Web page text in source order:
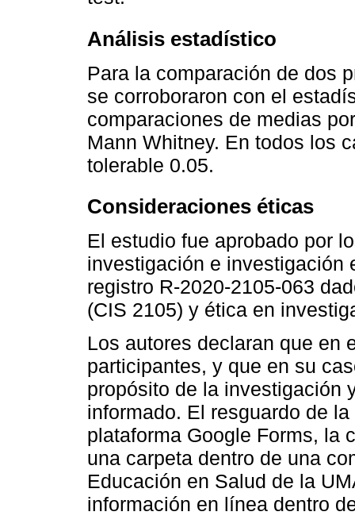
Análisis estadístico
Para la comparación de dos
se corroboraron con el
comparaciones de medias
Mann Whitney. En todos los
tolerable 0.05.
Consideraciones éticas
El estudio fue aprobado por
investigación e investigación
registro R-2020-2105-063
(CIS 2105) y ética en
Los autores declaran que en
participantes, y que en su
propósito de la investigación
informado. El resguardo de
plataforma Google Forms, la
una carpeta dentro de una
Educación en Salud de la
información en línea dentro